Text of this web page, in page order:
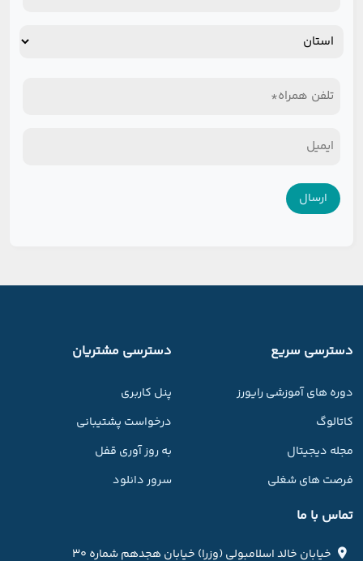
*
استان
تلفن
*
ایمیل*
دسترسی سریع
دوره های آموزشی رایورز
کاتالوگ
مجله دیجیتال
فرصت های شغلی
دسترسی مشتریان
پنل کاربری
درخواست پشتیبانی
به روز آوری قفل
سرور دانلود
تماس با ما
خیابان خالد اسلامبولی (وزرا) خیابان هجدهم شماره ۳۰